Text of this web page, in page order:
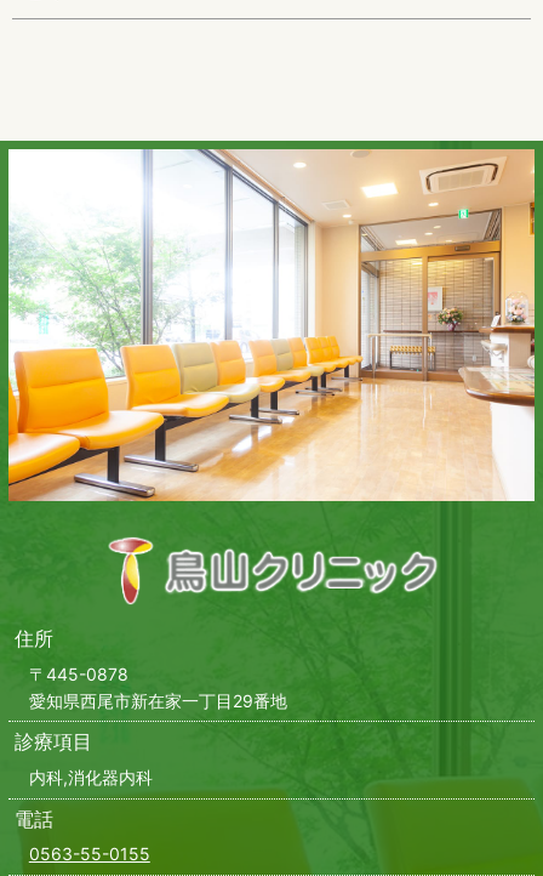
住所
〒445-0878
愛知県西尾市新在家一丁目29番地
診療項目
内科,消化器内科
電話
0563-55-0155